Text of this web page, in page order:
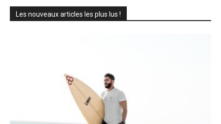
Les nouveaux articles les plus lus !